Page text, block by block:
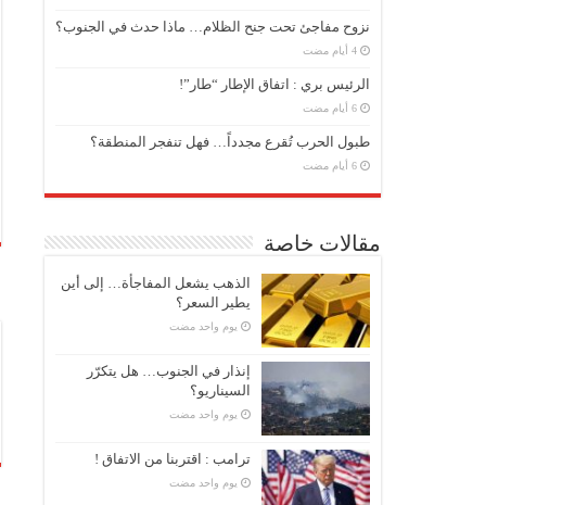
نزوح مفاجئ تحت جنح الظلام… ماذا حدث في الجنوب؟
الرئيس بري : اتفاق الإطار “طار”!
طبول الحرب تُقرع مجدداً… فهل تنفجر المنطقة؟
مقالات خاصة
الذهب يشعل المفاجأة… إلى أين
يطير السعر؟
‏يوم واحد مضت
إنذار في الجنوب… هل يتكرّر
السيناريو؟
‏يوم واحد مضت
ترامب : اقتربنا من الاتفاق !
‏يوم واحد مضت